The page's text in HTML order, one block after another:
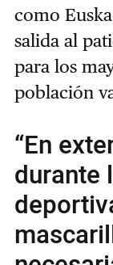
como
salida al
para los
población
“En
durante